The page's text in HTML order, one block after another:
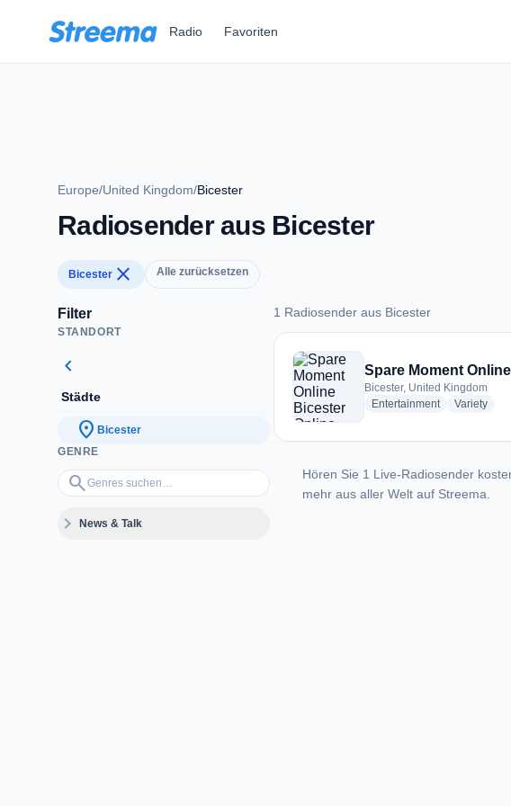
Radio Favoriten
Europe/United Kingdom/Bicester
Radiosender aus Bicester
Bicester close Alle zurücksetzen
Filter
STANDORT
chevron_left
Städte
location_on Bicester
GENRE
search
Genres suchen…
expand_moreNews & Talk
1 Radiosender aus Bicester
1 Radiosender aus Bicester
Spare Moment
Bicester, United Kingdom
Entertainmentradio stations
Variety
Hören Sie 1 Live-Radiosender
mehr aus aller Welt auf Streema.